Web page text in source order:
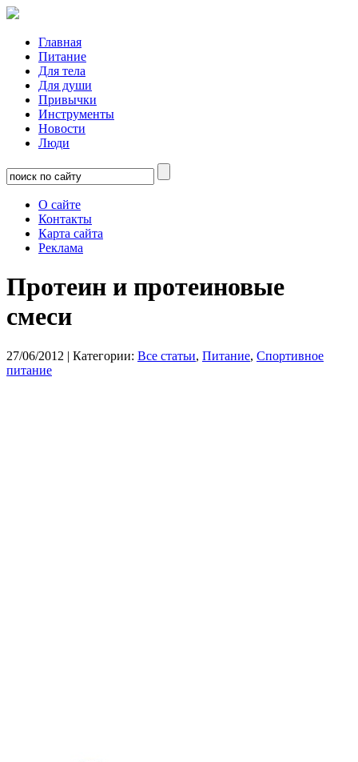
Главная
Питание
Для тела
Для души
Привычки
Инструменты
Новости
Люди
О сайте
Контакты
Карта сайта
Реклама
Протеин и протеиновые
смеси
27/06/2012 | Категории: Все статьи, Питание, Спортивное
питание